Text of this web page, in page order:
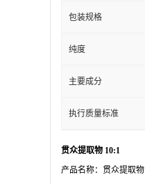
包装规格
纯度
主要成分
执行质量标准
贯众提取物 10:1
产品名称：贯众提取物